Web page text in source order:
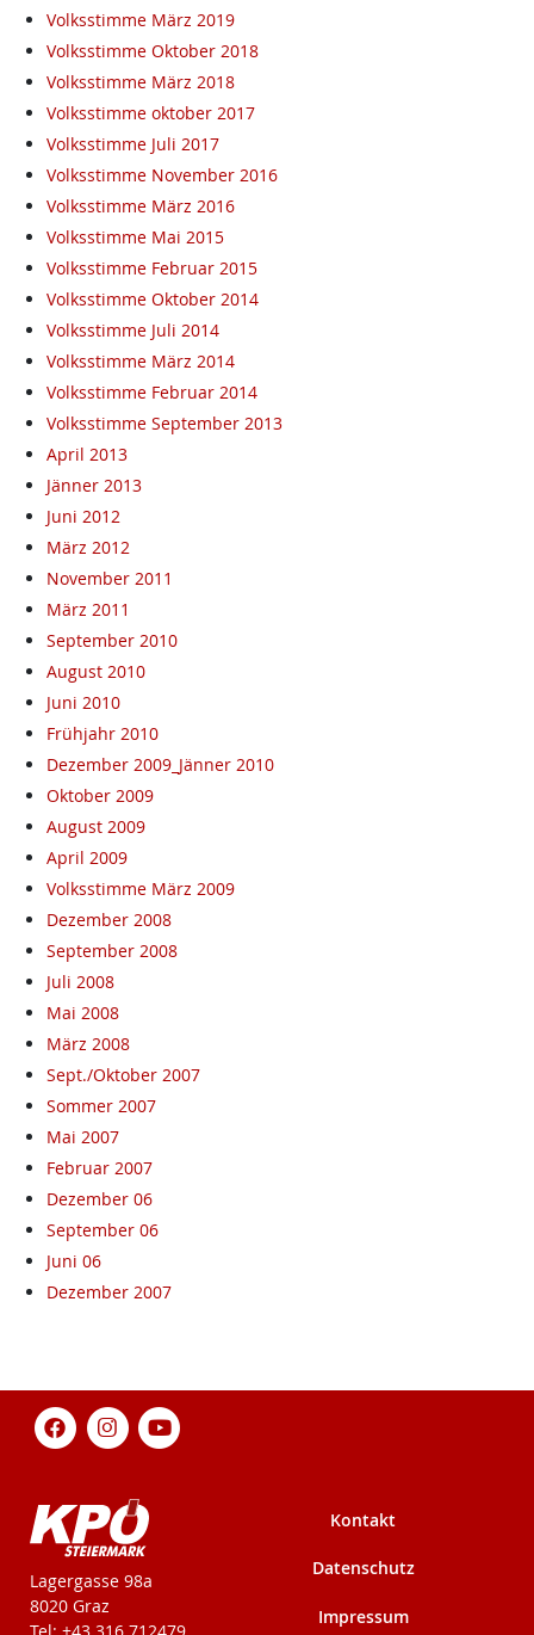
Volksstimme März 2019
Volksstimme Oktober 2018
Volksstimme März 2018
Volksstimme oktober 2017
Volksstimme Juli 2017
Volksstimme November 2016
Volksstimme März 2016
Volksstimme Mai 2015
Volksstimme Februar 2015
Volksstimme Oktober 2014
Volksstimme Juli 2014
Volksstimme März 2014
Volksstimme Februar 2014
Volksstimme September 2013
April 2013
Jänner 2013
Juni 2012
März 2012
November 2011
März 2011
September 2010
August 2010
Juni 2010
Frühjahr 2010
Dezember 2009_Jänner 2010
Oktober 2009
August 2009
April 2009
Volksstimme März 2009
Dezember 2008
September 2008
Juli 2008
Mai 2008
März 2008
Sept./Oktober 2007
Sommer 2007
Mai 2007
Februar 2007
Dezember 06
September 06
Juni 06
Dezember 2007
KPÖ-Steiermark
Lagergasse 98a
8020 Graz
Kontakt
Datenschutz
Impressum